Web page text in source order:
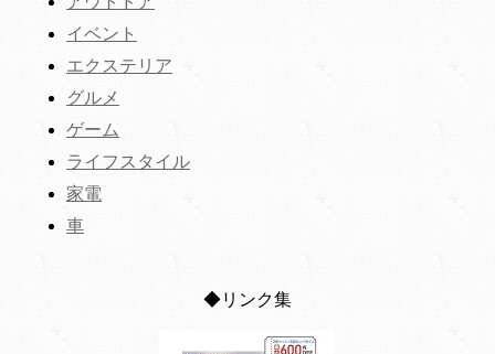
イベント
エクステリア
グルメ
ゲーム
ライフスタイル
家電
車
◆リンク集